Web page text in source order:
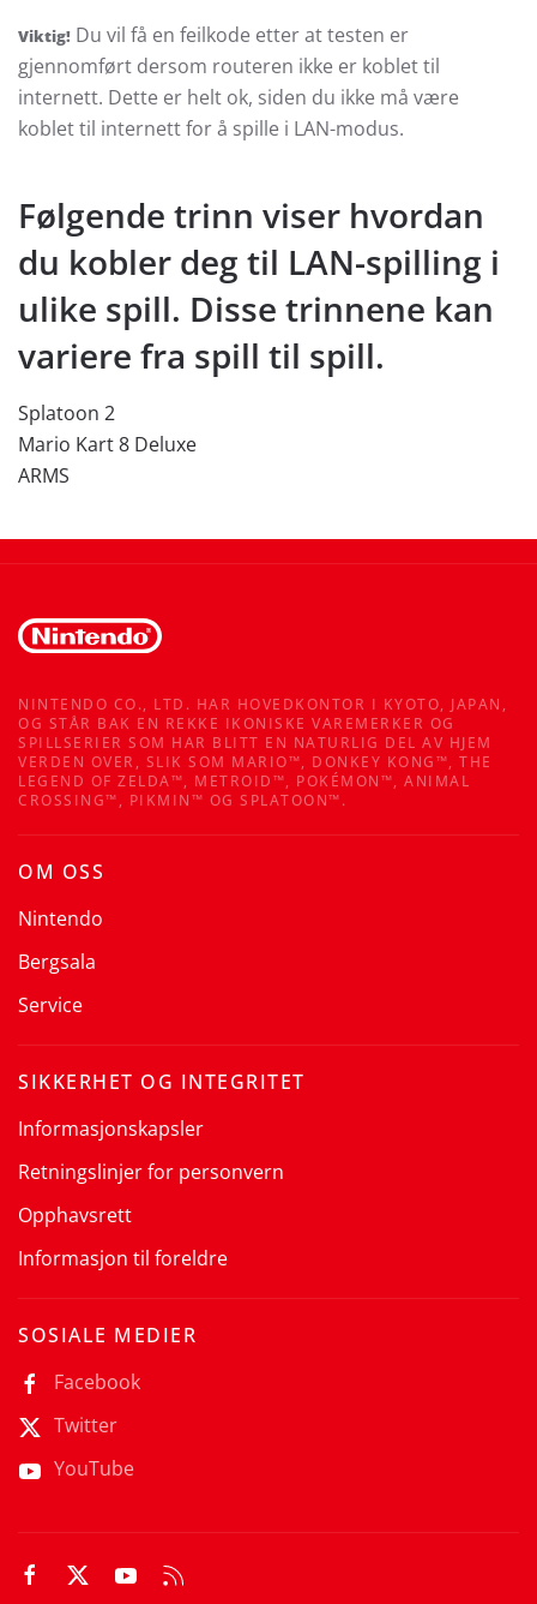
Viktig! Du vil få en feilkode etter at testen er
gjennomført dersom routeren ikke er koblet til
internett. Dette er helt ok, siden du ikke må være
koblet til internett for å spille i LAN-modus.
Følgende trinn viser hvordan
du kobler deg til LAN-spilling i
ulike spill. Disse trinnene kan
variere fra spill til spill.
Splatoon 2
Mario Kart 8 Deluxe
ARMS
NINTENDO CO., LTD. HAR HOVEDKONTOR I KYOTO, JAPAN,
OG STÅR BAK EN REKKE IKONISKE VAREMERKER OG
SPILLSERIER SOM HAR BLITT EN NATURLIG DEL AV HJEM
VERDEN OVER, SLIK SOM MARIO™, DONKEY KONG™, THE
LEGEND OF ZELDA™, METROID™, POKÉMON™, ANIMAL
CROSSING™, PIKMIN™ OG SPLATOON™.
OM OSS
Nintendo
Bergsala
Service
SIKKERHET OG INTEGRITET
Informasjonskapsler
Retningslinjer for personvern
Opphavsrett
Informasjon til foreldre
SOSIALE MEDIER
Facebook
Twitter
YouTube